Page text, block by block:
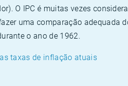
O IPC é muitas vezes
uma comparação adequada
o ano de 1962.
taxas de inflação atuais